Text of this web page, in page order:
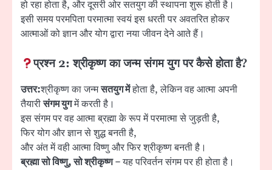
हो रहा होता है, और दूसरी ओर सतयुग की स्थापना शुरू होती है।
इसी समय परमपिता परमात्मा स्वयं इस धरती पर अवतरित होकर
आत्माओं को ज्ञान और योग द्वारा नया जीवन देने आते हैं।
प्रश्न 2:श्रीकृष्ण का जन्म संगम युग पर कैसे होता है?
उत्तर:श्रीकृष्ण का जन्मसतयुग मेंहोता है, लेकिन वह आत्मा अपनी
तैयारीसंगम युगमें करती है।
इस संगम पर वह आत्मा ब्रह्मा के रूप में परमात्मा से जुड़ती है,
फिर योग और ज्ञान से शुद्ध बनती है,
और अंत में वही आत्मा विष्णु और फिर श्रीकृष्ण बनती है।
ब्रह्मा सो विष्णु, सो श्रीकृष्ण– यह परिवर्तन संगम पर ही होता है।